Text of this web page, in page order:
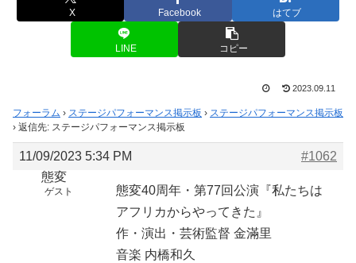
X Facebook はてブ
LINE コピー
2023.09.11
フォーラム › ステージパフォーマンス掲示板 › ステージパフォーマンス掲示板
› 返信先: ステージパフォーマンス掲示板
11/09/2023 5:34 PM
#1062
態変
ゲスト
態変40周年・第77回公演『私たちは
アフリカからやってきた』
作・演出・芸術監督 金滿里
音楽 内橋和久